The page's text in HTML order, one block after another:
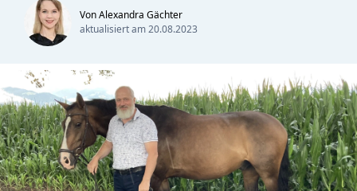
Von Alexandra Gächter
aktualisiert am20.08.2023